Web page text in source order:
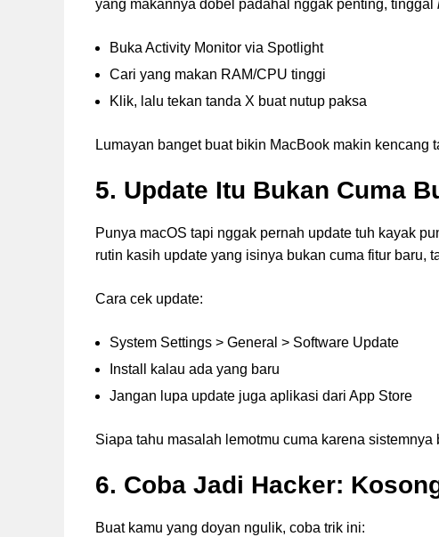
yang makannya dobel padahal nggak penting, tinggal
Buka Activity Monitor via Spotlight
Cari yang makan RAM/CPU tinggi
Klik, lalu tekan tanda X buat nutup paksa
Lumayan banget buat bikin MacBook makin kencang
5. Update Itu Bukan Cuma
Punya macOS tapi nggak pernah update tuh kayak
rutin kasih update yang isinya bukan cuma fitur baru,
Cara cek update:
System Settings > General > Software Update
Install kalau ada yang baru
Jangan lupa update juga aplikasi dari App Store
Siapa tahu masalah lemotmu cuma karena sistemnya
6. Coba Jadi Hacker:
Buat kamu yang doyan ngulik, coba trik ini: